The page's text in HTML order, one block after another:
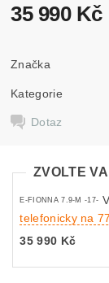
35 990 Kč
Značka
Kategorie
Dotaz
ZVOLTE
E-FIONNA 7.9-M -17-
telefonicky na
35 990 Kč